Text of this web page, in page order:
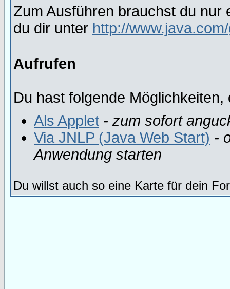
Zum Ausführen brauchst du nur
du dir unter http://
Aufrufen
Du hast folgende
Als Applet - zum sofort
Via JNLP (Java Web Start) -
Anwendung starten
Du willst auch so eine Karte für dein